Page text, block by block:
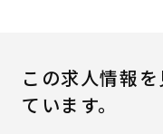
この求人情報
ています。